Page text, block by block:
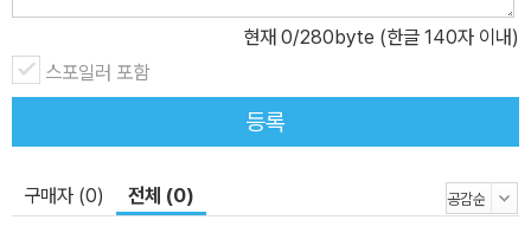
상세정보를 모아 6개장에서 6가지 색을 집중적으로 설명함으로써 색
이 가지는 이미지와 상품 사례를 소개했다. 여기서 색채 연구가 서양
에서 한발 앞선 이유로 많은 예들이 서양 광고와 상품에 편향됐던 점
을 직시하고 국내 브랜드와 광고를 사례로 활용해 독자의 접근도와
이해도를 높였다. 마케팅 초보자들도 쉽게 컬러를 활용할 수 있도록
브랜드 이미지와 컬러 이미지를 비교해 활용하는 법을 소개했다. 이
로써 무궁무진한 색채 마케팅 기법의 새로운 지침서로 소개할 수 있
현재 0/280byte (한글 140자 이내)
스포일러 포함
등록
구매자 (0) 전체 (0)